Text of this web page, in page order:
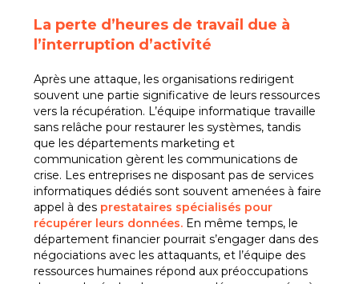
La perte d’heures de travail due à
l’interruption d’activité
Après une attaque, les organisations redirigent
souvent une partie significative de leurs ressources
vers la récupération. L’équipe informatique travaille
sans relâche pour restaurer les systèmes, tandis
que les départements marketing et
communication gèrent les communications de
crise. Les entreprises ne disposant pas de services
informatiques dédiés sont souvent amenées à faire
appel à des prestataires spécialisés pour
récupérer leurs données. En même temps, le
département financier pourrait s’engager dans des
négociations avec les attaquants, et l’équipe des
ressources humaines répond aux préoccupations